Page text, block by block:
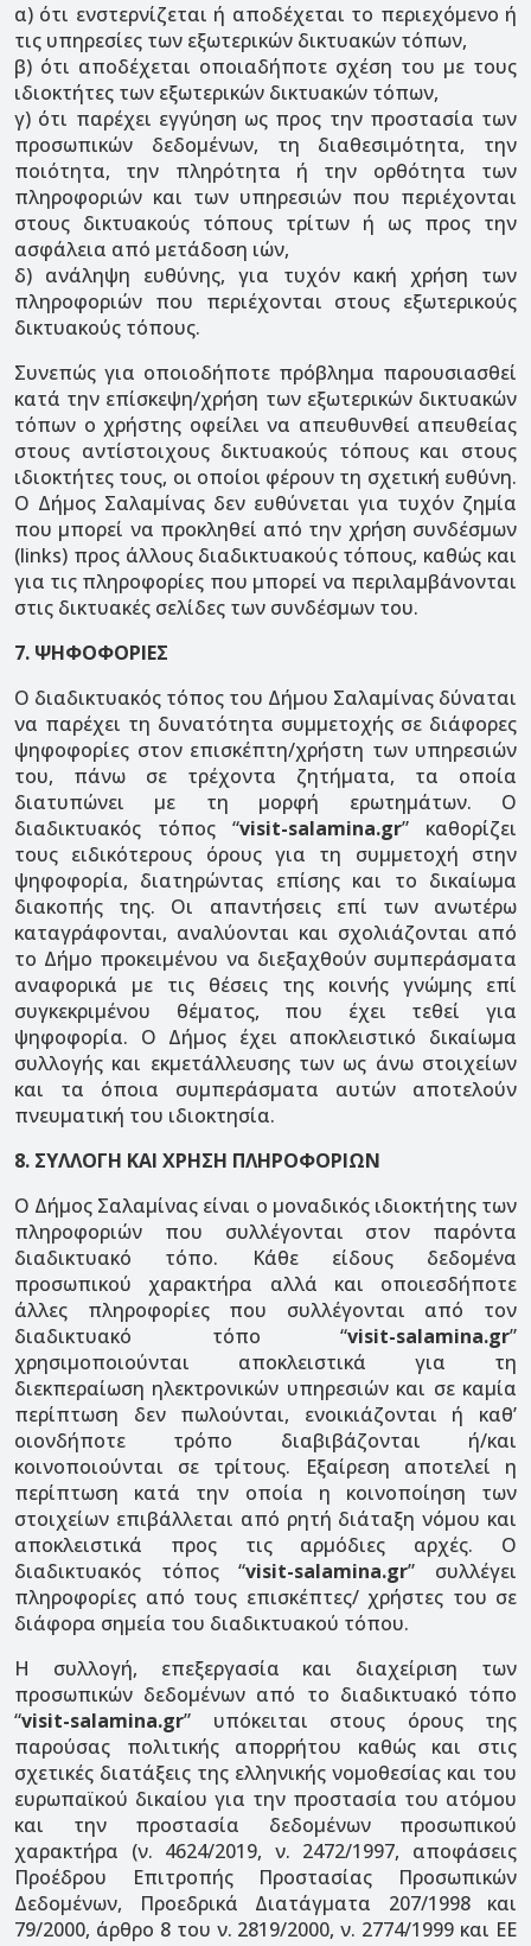
α) ότι ενστερνίζεται ή αποδέχεται το περιεχόμενο ή
τις υπηρεσίες των εξωτερικών δικτυακών τόπων,
β) ότι αποδέχεται οποιαδήποτε σχέση του με τους
ιδιοκτήτες των εξωτερικών δικτυακών τόπων,
γ) ότι παρέχει εγγύηση ως προς την προστασία των
προσωπικών δεδομένων, τη διαθεσιμότητα, την
ποιότητα, την πληρότητα ή την ορθότητα των
πληροφοριών και των υπηρεσιών που περιέχονται
στους δικτυακούς τόπους τρίτων ή ως προς την
ασφάλεια από μετάδοση ιών,
δ) ανάληψη ευθύνης, για τυχόν κακή χρήση των
πληροφοριών που περιέχονται στους εξωτερικούς
δικτυακούς τόπους.
Συνεπώς για οποιοδήποτε πρόβλημα παρουσιασθεί
κατά την επίσκεψη/χρήση των εξωτερικών δικτυακών
τόπων ο χρήστης οφείλει να απευθυνθεί απευθείας
στους αντίστοιχους δικτυακούς τόπους και στους
ιδιοκτήτες τους, οι οποίοι φέρουν τη σχετική ευθύνη.
Ο Δήμος Σαλαμίνας δεν ευθύνεται για τυχόν ζημία
που μπορεί να προκληθεί από την χρήση συνδέσμων
(links) προς άλλους διαδικτυακούς τόπους, καθώς και
για τις πληροφορίες που μπορεί να περιλαμβάνονται
στις δικτυακές σελίδες των συνδέσμων του.
7. ΨΗΦΟΦΟΡΙΕΣ
Ο διαδικτυακός τόπος του Δήμου Σαλαμίνας δύναται
να παρέχει τη δυνατότητα συμμετοχής σε διάφορες
ψηφοφορίες στον επισκέπτη/χρήστη των υπηρεσιών
του, πάνω σε τρέχοντα ζητήματα, τα οποία
διατυπώνει με τη μορφή ερωτημάτων. Ο
διαδικτυακός τόπος “visit-salamina.gr” καθορίζει
τους ειδικότερους όρους για τη συμμετοχή στην
ψηφοφορία, διατηρώντας επίσης και το δικαίωμα
διακοπής της. Οι απαντήσεις επί των ανωτέρω
καταγράφονται, αναλύονται και σχολιάζονται από
το Δήμο προκειμένου να διεξαχθούν συμπεράσματα
αναφορικά με τις θέσεις της κοινής γνώμης επί
συγκεκριμένου θέματος, που έχει τεθεί για
ψηφοφορία. Ο Δήμος έχει αποκλειστικό δικαίωμα
συλλογής και εκμετάλλευσης των ως άνω στοιχείων
και τα όποια συμπεράσματα αυτών αποτελούν
πνευματική του ιδιοκτησία.
8. ΣΥΛΛΟΓΗ ΚΑΙ ΧΡΗΣΗ ΠΛΗΡΟΦΟΡΙΩΝ
Ο Δήμος Σαλαμίνας είναι ο μοναδικός ιδιοκτήτης των
πληροφοριών που συλλέγονται στον παρόντα
διαδικτυακό τόπο. Κάθε είδους δεδομένα
προσωπικού χαρακτήρα αλλά και οποιεσδήποτε
άλλες πληροφορίες που συλλέγονται από τον
διαδικτυακό τόπο “visit-salamina.gr”
χρησιμοποιούνται αποκλειστικά για τη
διεκπεραίωση ηλεκτρονικών υπηρεσιών και σε καμία
περίπτωση δεν πωλούνται, ενοικιάζονται ή καθ’
οιονδήποτε τρόπο διαβιβάζονται ή/και
κοινοποιούνται σε τρίτους. Εξαίρεση αποτελεί η
περίπτωση κατά την οποία η κοινοποίηση των
στοιχείων επιβάλλεται από ρητή διάταξη νόμου και
αποκλειστικά προς τις αρμόδιες αρχές. Ο
διαδικτυακός τόπος “visit-salamina.gr” συλλέγει
πληροφορίες από τους επισκέπτες/ χρήστες του σε
διάφορα σημεία του διαδικτυακού τόπου.
Η συλλογή, επεξεργασία και διαχείριση των
προσωπικών δεδομένων από το διαδικτυακό τόπο
“visit-salamina.gr” υπόκειται στους όρους της
παρούσας πολιτικής απορρήτου καθώς και στις
σχετικές διατάξεις της ελληνικής νομοθεσίας και του
ευρωπαϊκού δικαίου για την προστασία του ατόμου
και την προστασία δεδομένων προσωπικού
χαρακτήρα (ν. 4624/2019, ν. 2472/1997, αποφάσεις
Προέδρου Επιτροπής Προστασίας Προσωπικών
Δεδομένων, Προεδρικά Διατάγματα 207/1998 και
79/2000, άρθρο 8 του ν. 2819/2000, ν. 2774/1999 και ΕΕ